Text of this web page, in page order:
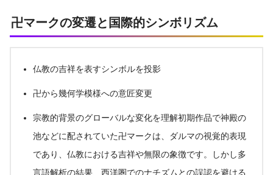
卍マークの変遷と国際的シンボリズム
仏教の吉祥を表すシンボルを投影
卍から幾何学模様への意匠変更
宗教的背景のグローバルな変化を理解初期作品で神殿の
池などに配されていた卍マークは、ダルマの視覚的表現
であり、仏教における吉祥や無限の象徴です。しかし多
言語解析の結果、西洋圏でのナチズムとの誤認を避ける